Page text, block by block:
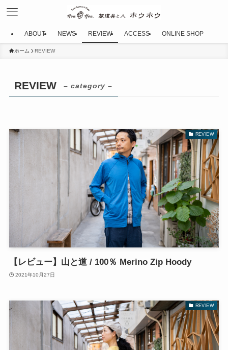
ABOUT NEWS REVIEW ACCESS ONLINE SHOP
ホーム REVIEW
REVIEW – category –
REVIEW
【レビュー】山と道 / 100％ Merino Zip Hoody
2021年10月27日
REVIEW